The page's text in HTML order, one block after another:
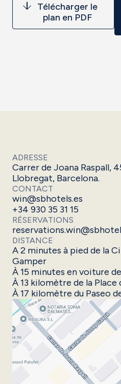
Télécharger le
plan en PDF
ADRESSE
Carrer de Joana Raspall,
Llobregat, Barcelona.
CONTACT
win@sbhotels.es
+34 930 35 31 15
RÉSERVATIONS
DISTANCE
A 2 minutes à pied de la
Gamper
À 15 minutes en voiture
À 13 kilomètre de la Place
À 17 kilomètre du Paseo